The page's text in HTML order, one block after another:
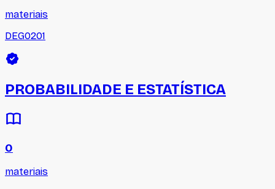
materiais
DEG0201
PROBABILIDADE E ESTATÍSTICA
0
materiais